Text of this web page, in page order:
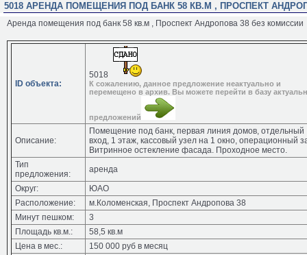
5018 АРЕНДА ПОМЕЩЕНИЯ ПОД БАНК 58 КВ.М , ПРОСПЕКТ
Аренда помещения под банк 58 кв.м , Проспект Андропова 38 без комиссии
ID объекта:
5018
К сожалению, данное предложение неактуально и
перемещено в архив. Вы можете перейти в базу
предложений
Описание:
Помещение под банк, первая линия домов, отдельный
вход, 1 этаж, кассовый узел на 1 окно, операционный
Витринное остекление фасада. Проходное место.
Тип
предложения:
аренда
Округ:
ЮАО
Расположение:
м.Коломенская, Проспект Андропова 38
Минут пешком:
3
Площадь кв.м.:
58,5 кв.м
Цена в мес.:
150 000 руб в месяц